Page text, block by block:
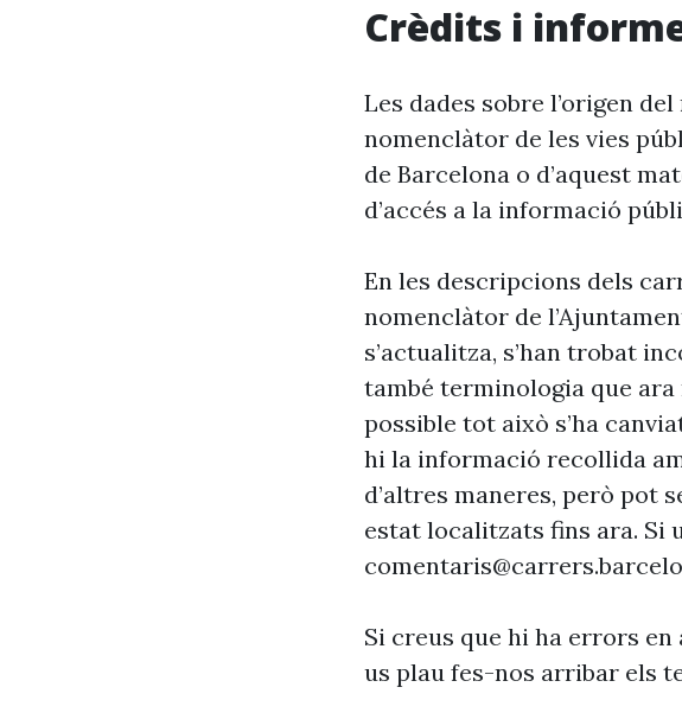
Crèdits i
Les dades sobre l’origen
nomenclàtor de les vies
de Barcelona o d’aquest
d’accés a la informació
En les descripcions dels
nomenclàtor de
s’actualitza, s’han trobat
també terminologia que
possible tot això s’ha
hi la informació recollida
d’altres maneres, però pot
estat localitzats fins ara. Si
Si creus que hi ha errors
us plau fes-nos arribar els